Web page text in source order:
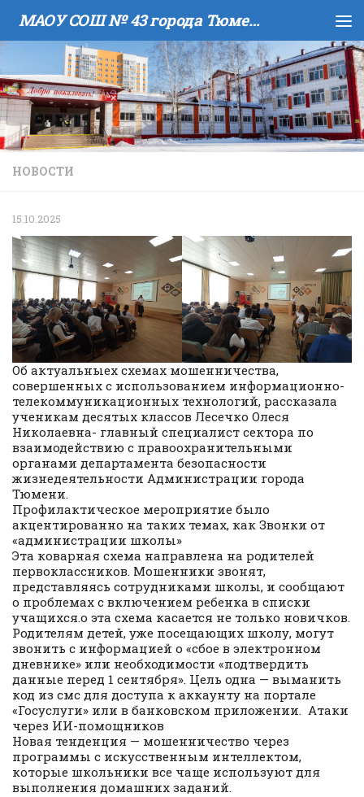
Skip to content МАОУ COШ № 43 города Тюмени имени В.И. Муравленко
НОВОСТИ
15.10.2025
Об актуальныех схемах мошенничества,
совершенных с использованием информационно-
телекоммуникационных технологий, рассказала
ученикам десятых классов Лесечко Олеся
Николаевна- главный специалист сектора по
взаимодействию с правоохранительными
органами департамента безопасности
жизнедеятельности Администрации города
Тюмени.
Профилактическое мероприятие было
акцентированно на таких темах, как Звонки от
«администрации школы»
Эта коварная схема направлена на родителей
первоклассников. Мошенники звонят,
представляясь сотрудниками школы, и сообщают
о проблемах с включением ребенка в списки
учащихся.о эта схема касается не только новичков.
Родителям детей, уже посещающих школу, могут
звонить с информацией о «сбое в электронном
дневнике» или необходимости «подтвердить
данные перед 1 сентября». Цель одна — выманить
код из смс для доступа к аккаунту на портале
«Госуслуги» или в банковском приложении. Атаки
через ИИ-помощников
Новая тенденция — мошенничество через
программы с искусственным интеллектом,
которые школьники все чаще используют для
выполнения домашних заданий.